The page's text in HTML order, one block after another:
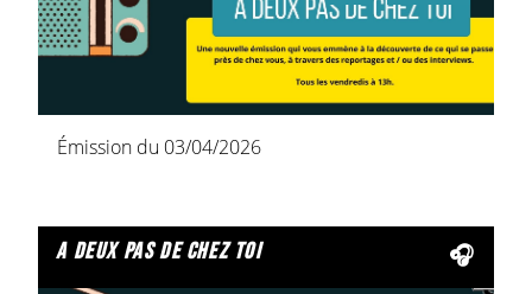
Émission du 03/04/2026
a deux pas de chez toi